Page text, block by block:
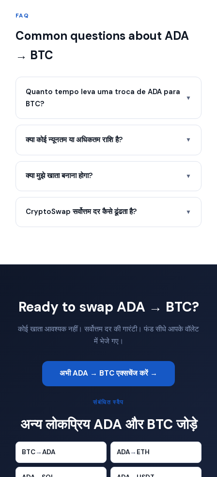
FAQ
Common questions about ADA
→ BTC
Quanto tempo leva uma troca de ADA para
BTC?
▼
क्या कोई न्यूनतम या अधिकतम राशि है? ▼
क्या मुझे खाता बनाना होगा? ▼
CryptoSwap सर्वोत्तम दर कैसे ढूंढता है? ▼
Ready to swap ADA → BTC?
कोई खाता आवश्यक नहीं। सर्वोत्तम दर की गारंटी। फंड सीधे आपके वॉलेट
में भेजे गए।
अभी ADA → BTC एक्सचेंज करें →
संबंधित स्वैप
अन्य लोकप्रिय ADA और BTC जोड़े
BTC→ADA ADA→ ETH